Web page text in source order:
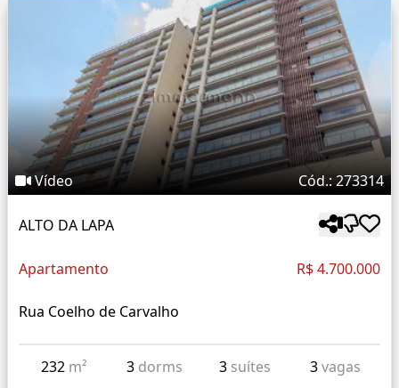
Vídeo Cód.: 273314
ALTO DA LAPA
Apartamento R$ 4.700.000
Rua Coelho de Carvalho
232 m² 3 dorms 3 suítes 3vagas